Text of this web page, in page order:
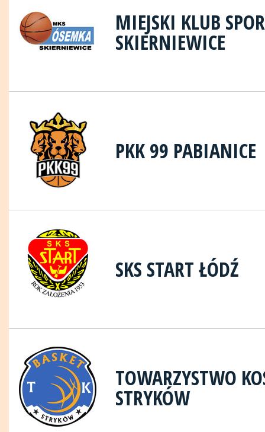
MIEJSKI KLUB
SKIERNIEWICE
PKK 99 PABIANICE
SKS START ŁÓDŹ
TOWARZYSTWO
STRYKÓW